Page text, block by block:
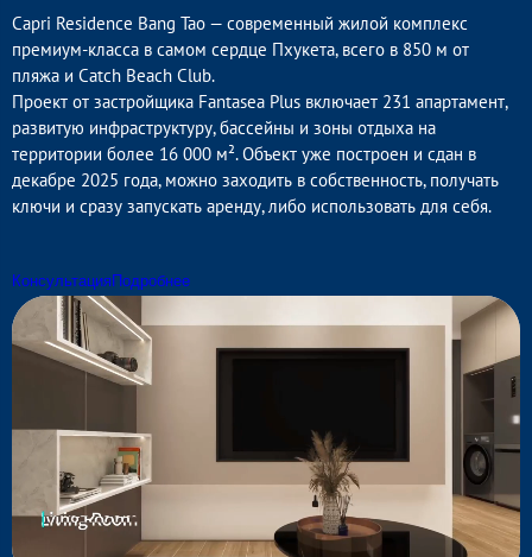
Capri Residence Bang Tao — современный жилой комплекс
премиум-класса в самом сердце Пхукета, всего в 850 м от
пляжа и Catch Beach Club.
Проект от застройщика Fantasea Plus включает 231 апартамент,
развитую инфраструктуру, бассейны и зоны отдыха на
территории более 16 000 м². Объект уже построен и сдан в
декабре 2025 года, можно заходить в собственность, получать
ключи и сразу запускать аренду, либо использовать для себя.
Консультация Подробнее